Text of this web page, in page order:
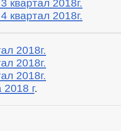
квартал 2018г.
квартал 2018г.
2018г.
2018г.
2018г.
г.